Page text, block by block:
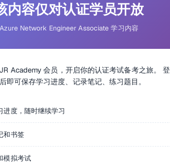
内容仅对认证学员开放
Azure Network Engineer Associate 学习内容
Academy 会员，开启你的认证考试备考之旅。 登
即可保存学习进度、记录笔记、练习题目。
进度，随时继续学习
和书签
模拟考试